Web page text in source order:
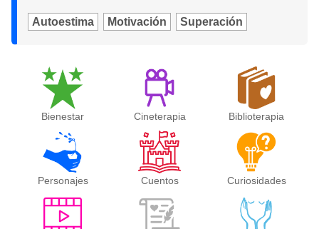
Autoestima Motivación Superación
Bienestar Cineterapia Biblioterapia
Personajes Cuentos Curiosidades